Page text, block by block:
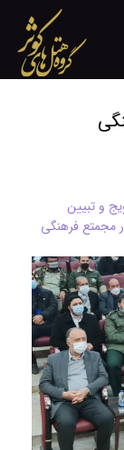
با هدف ترویج و تبیین
مجمتع فرهنگی